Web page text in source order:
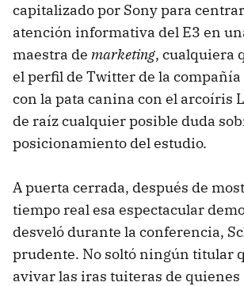
capitalizado por Sony para
atención informativa del E3 en
maestra de marketing, cualquiera
el perfil de Twitter de la
con la pata canina con el arcoíris
de raíz cualquier posible duda
posicionamiento del estudio.
A puerta cerrada, después de
tiempo real esa espectacular
desveló durante la conferencia,
prudente. No soltó ningún titular
avivar las iras tuiteras de quienes